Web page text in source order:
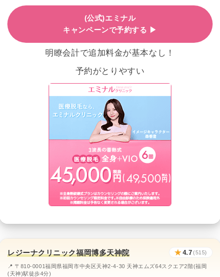
(公式)エミナル
キャンペーンで予約する ▶
明瞭会計で追加料金が基本なし！
予約がとりやすい
レジーナクリニック福岡博多天神院 ★ 4.7(515)
📍 〒810-0001福岡県福岡市中央区天神2-4-30 天神エムズ64スクエア2階(福岡
(天神)駅徒歩4分)